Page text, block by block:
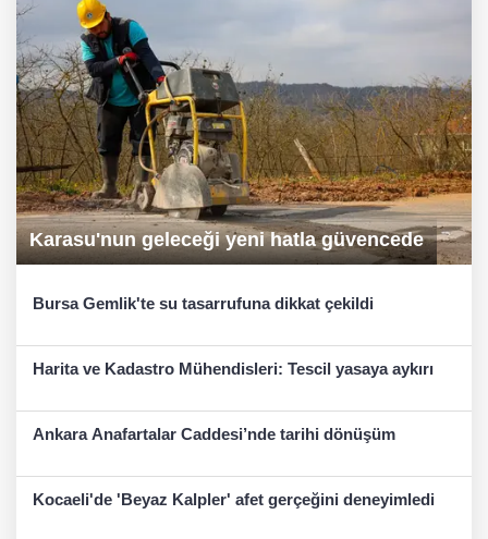
Karasu'nun geleceği yeni hatla güvencede
Bursa Gemlik'te su tasarrufuna dikkat çekildi
Harita ve Kadastro Mühendisleri: Tescil yasaya aykırı
Ankara Anafartalar Caddesi’nde tarihi dönüşüm
Kocaeli'de 'Beyaz Kalpler' afet gerçeğini deneyimledi